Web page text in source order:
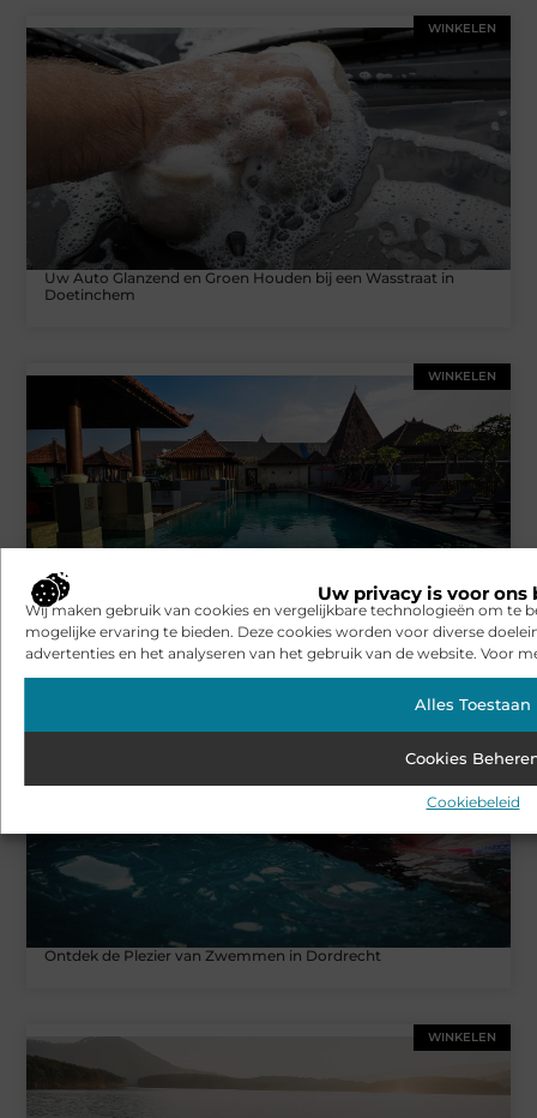
Uw privacy is voor
Wij maken gebruik van cookies en vergelijkbare technologieën om te
mogelijke ervaring te bieden. Deze cookies worden voor diverse
advertenties en het analyseren van het gebruik van de website. Voor
Alles Toestaan
Cookies
Cookiebeleid
WINKELEN
Uw Auto Glanzend en Groen Houden bij een Wasstraat in
Doetinchem
WINKELEN
Ontsnap aan de Drukte in Vakantiepark in Heerhugowaard
WINKELEN
Ontdek de Plezier van Zwemmen in Dordrecht
WINKELEN